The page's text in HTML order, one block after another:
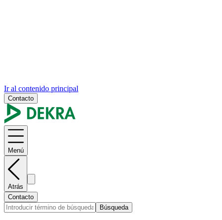
Ir al contenido principal
Contacto
Menú
Atrás
Contacto
Búsqueda